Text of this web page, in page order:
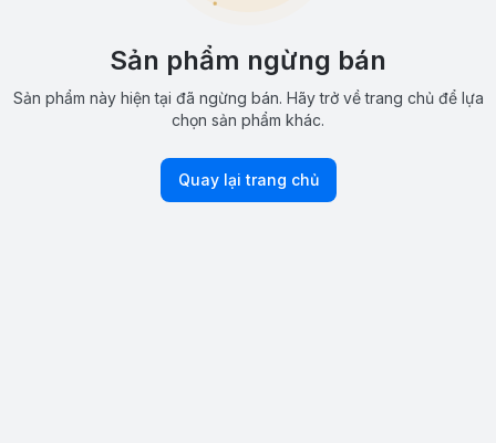
Sản phẩm ngừng bán
Sản phẩm này hiện tại đã ngừng bán. Hãy trở về trang chủ để lựa
chọn sản phẩm khác.
Quay lại trang chủ